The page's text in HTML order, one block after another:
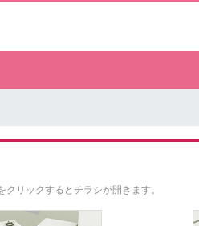
クリックするとチラシが開きます。